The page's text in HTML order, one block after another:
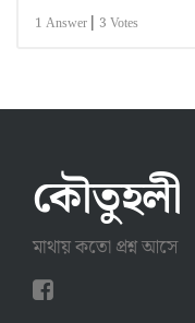
1 Answer | 3 Votes
কৌতুহলী
মাথায় কতো প্রশ্ন আসে